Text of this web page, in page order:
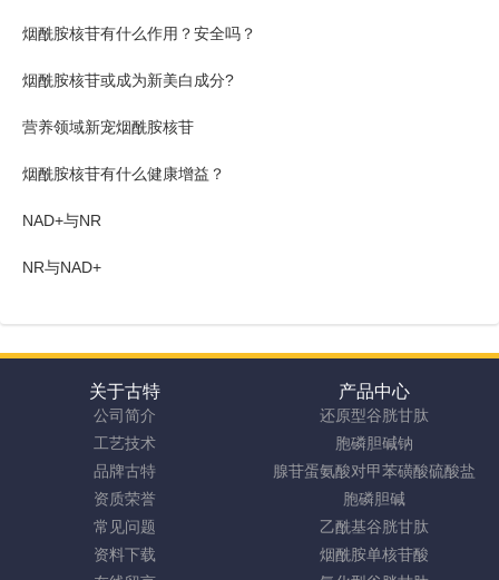
烟酰胺核苷有什么作用？安全吗？
烟酰胺核苷或成为新美白成分?
营养领域新宠烟酰胺核苷
烟酰胺核苷有什么健康增益？
NAD+与NR
NR与NAD+
关于古特
公司简介
工艺技术
品牌古特
资质荣誉
常见问题
资料下载
产品中心
还原型谷胱甘肽
胞磷胆碱钠
腺苷蛋氨酸对甲苯磺酸硫酸盐
胞磷胆碱
乙酰基谷胱甘肽
烟酰胺单核苷酸